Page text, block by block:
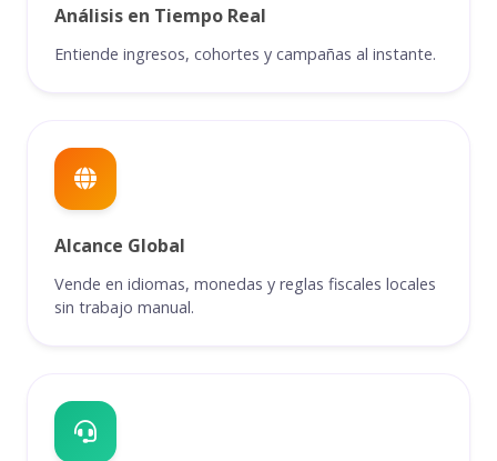
Análisis en Tiempo Real
Entiende ingresos, cohortes y campañas al instante.
Alcance Global
Vende en idiomas, monedas y reglas fiscales locales
sin trabajo manual.